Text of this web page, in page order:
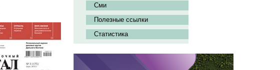
Сми
Полезные ссылки
Статистика